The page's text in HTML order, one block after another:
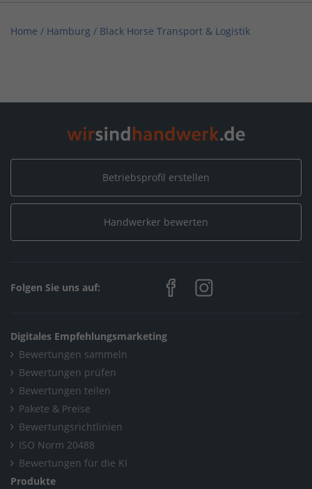
Home / Hamburg / Black Horse Transport & Logistik
Betriebsprofil erstellen
Handwerker bewerten
Folgen Sie uns auf:
Digitales Empfehlungsmarketing
Bewertungen sammeln
Bewertungen prüfen
Bewertungen teilen
Pakete & Preise
Bewertungsrichtlinien
ISO Norm 20488
Bewertungen für die KI
Produkte